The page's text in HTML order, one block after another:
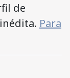
de
Para